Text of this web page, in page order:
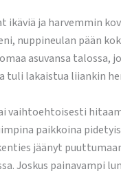
ikäviä ja harvemmin
nuppineulan pään
asuvansa
tuli lakaistua liiankin
vaihtoehtoisesti
paikkoina
jäänyt
Joskus